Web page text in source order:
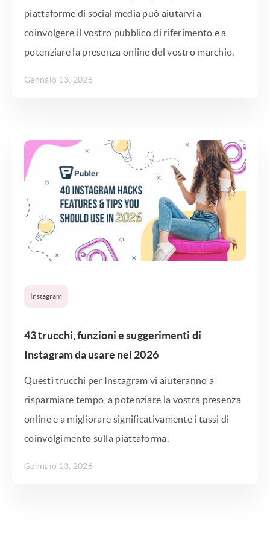
piattaforme di social media può aiutarvi a
coinvolgere il vostro pubblico di riferimento e a
potenziare la presenza online del vostro marchio.
Gennaio 13, 2026
Instagram
43 trucchi, funzioni e suggerimenti di
Instagram da usare nel 2026
Questi trucchi per Instagram vi aiuteranno a
risparmiare tempo, a potenziare la vostra presenza
online e a migliorare significativamente i tassi di
coinvolgimento sulla piattaforma.
Gennaio 13, 2026